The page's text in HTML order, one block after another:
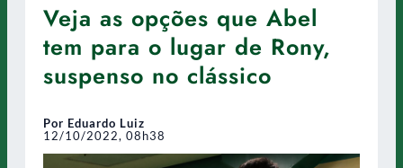
Veja as opções que Abel
tem para o lugar de Rony,
suspenso no clássico
Por Eduardo Luiz
12/10/2022, 08h38